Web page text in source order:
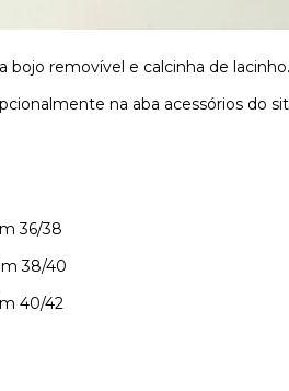
bojo removível e calcinha de lacinho.
na aba acessórios do
36/38
38/40
40/42